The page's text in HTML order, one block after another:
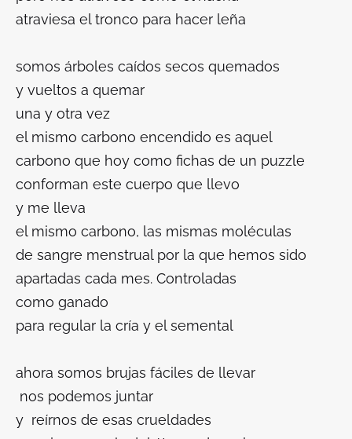
atraviesa el tronco para hacer leña
somos árboles caídos secos quemados
y vueltos a quemar
una y otra vez
el mismo carbono encendido es aquel
carbono que hoy como fichas de un puzzle
conforman este cuerpo que llevo
y me lleva
el mismo carbono, las mismas moléculas
de sangre menstrual por la que hemos sido
apartadas cada mes. Controladas
como ganado
para regular la cría y el semental
ahora somos brujas fáciles de llevar
nos podemos juntar
y reírnos de esas crueldades